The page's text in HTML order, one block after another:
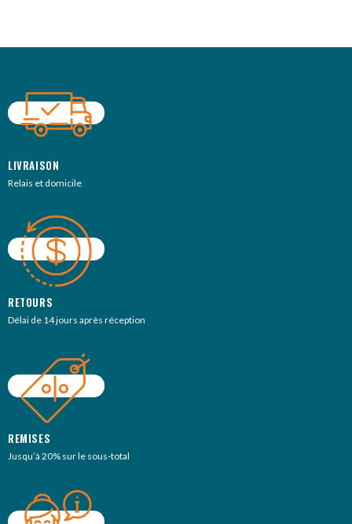
LIVRAISON
Relais et domicile
RETOURS
Délai de 14 jours après réception
REMISES
Jusqu’à 20% sur le sous-total